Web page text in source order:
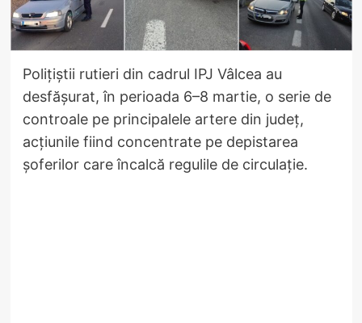
Polițiștii rutieri din cadrul IPJ Vâlcea au
desfășurat, în perioada 6–8 martie, o serie de
controale pe principalele artere din județ,
acțiunile fiind concentrate pe depistarea
șoferilor care încalcă regulile de circulație.